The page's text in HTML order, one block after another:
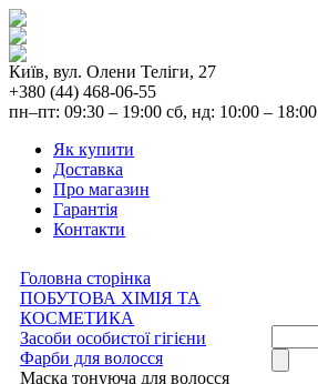
Київ, вул. Олени Теліги, 27
+380 (44) 468-06-55
пн–пт: 09:30 – 19:00 сб, нд: 10:00 – 18:00
Як купити
Доставка
Про магазин
Гарантія
Контакти
Головна сторінка
ПОБУТОВА ХІМІЯ ТА
КОСМЕТИКА
Засоби особистої гігієни
Фарби для волосся
Маска тонуюча для волосся